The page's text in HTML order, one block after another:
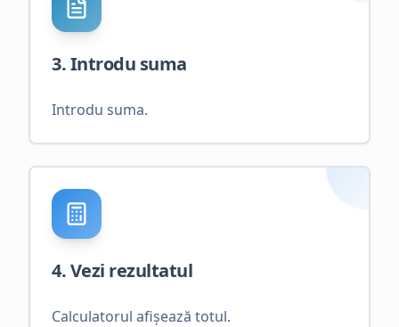
3. Introdu suma
Introdu suma.
4. Vezi rezultatul
Calculatorul afișează totul.